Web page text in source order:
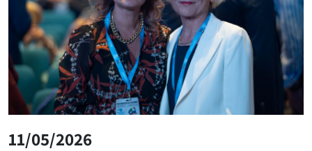
11/05/2026